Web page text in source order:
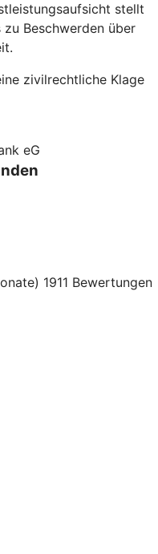
stellt
zu Beschwerden über
zivilrechtliche Klage
eG
1911 Bewertungen